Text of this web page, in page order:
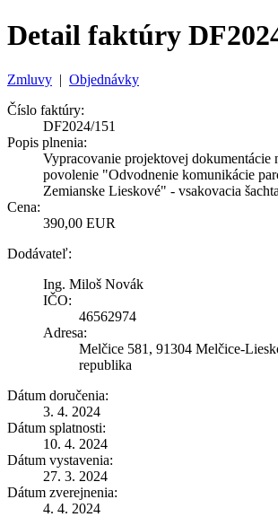
Detail faktúry
Zmluvy | Objednávky
Číslo faktúry:
DF2024/151
Popis plnenia:
Vypracovanie projektovej dokumentácie
povolenie "Odvodnenie komunikácie
Zemianske Lieskové" - vsakovacia šachta
Cena:
390,00 EUR
Dodávateľ:
Ing. Miloš Novák
IČO:
46562974
Adresa:
Melčice 581, 91304 Melčice-
republika
Dátum doručenia:
3. 4. 2024
Dátum splatnosti:
10. 4. 2024
Dátum vystavenia:
27. 3. 2024
Dátum zverejnenia:
4. 4. 2024